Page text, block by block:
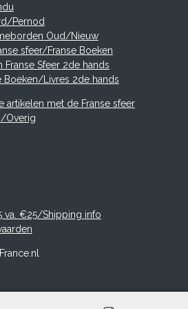
Pernod
Oud/Nieuw
sfeer/Franse Boeken
Franse Sfeer 2de hands
Boeken/Livres 2de hands
artikelen met de Franse sfeer
Overig
va. €25/Shipping info